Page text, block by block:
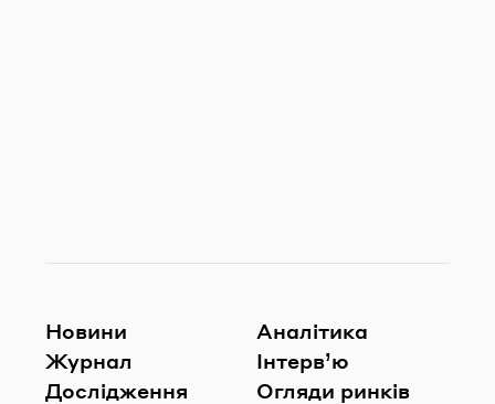
Новини
Журнал
Дослідження
Аналітика
Інтерв’ю
Огляди ринків